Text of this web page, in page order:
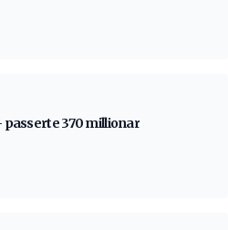
370 millionar